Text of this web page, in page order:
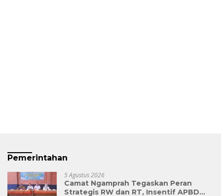
Pemerintahan
5 Agustus 2026
Camat Ngamprah Tegaskan Peran
Strategis RW dan RT, Insentif APBD